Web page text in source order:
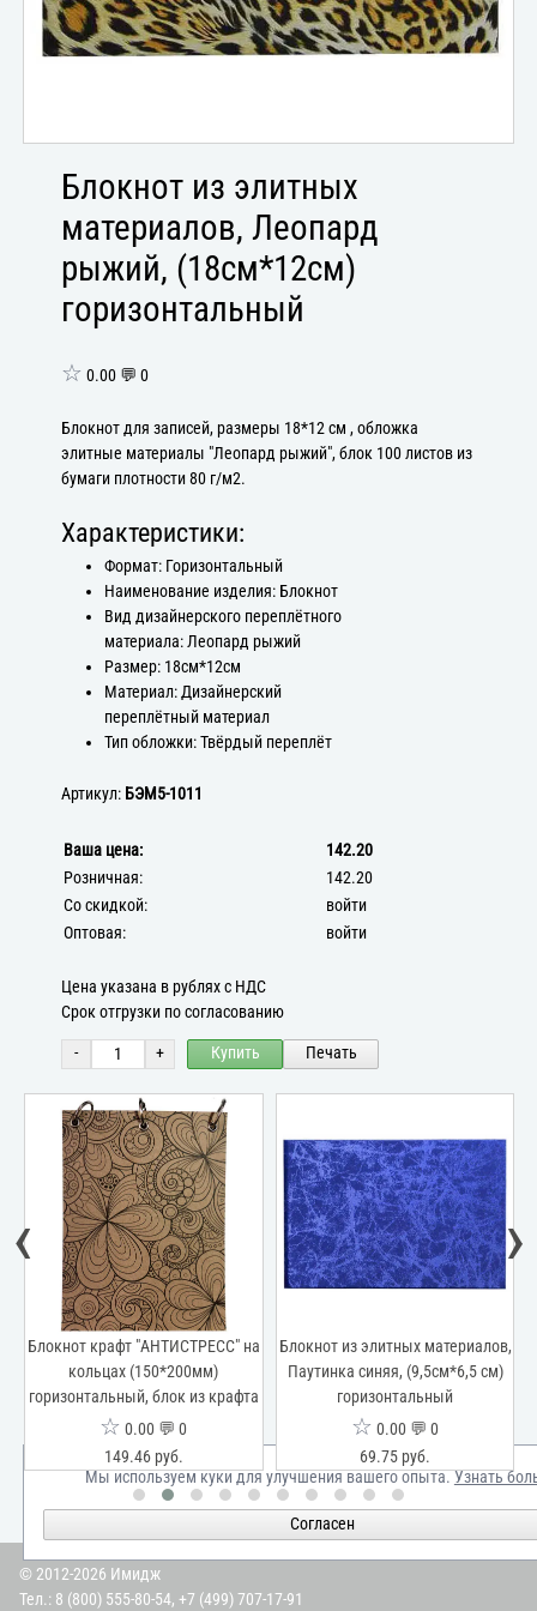
Блокнот из элитных
материалов, Леопард
рыжий, (18см*12см)
горизонтальный
☆ 0.00 💬 0
Блокнот для записей, размеры 18*12 см , обложка
элитные материалы "Леопард рыжий", блок 100 листов из
бумаги плотности 80 г/м2.
Характеристики:
Формат: Горизонтальный
Наименование изделия: Блокнот
Вид дизайнерского переплётного
материала: Леопард рыжий
Размер: 18см*12см
Материал: Дизайнерский
переплётный материал
Тип обложки: Твёрдый переплёт
Артикул: БЭМ5-1011
Ваша цена:
142.20
Розничная:
142.20
Со скидкой:
войти
Оптовая:
войти
Цена указана в рублях с НДС
Срок отгрузки по согласованию
- + Купить Печать
Блокнот крафт "АНТИСТРЕСС" на
кольцах (150*200мм)
горизонтальный, блок из крафта
☆ 0.00 💬 0
149.46 руб.
Блокнот из элитных материалов,
Паутинка синяя, (9,5см*6,5 см)
горизонтальный
☆ 0.00 💬 0
69.75 руб.
‹ ›
Мы используем куки для улучшения вашего опыта.Узнать
Согласен
© 2012-2026 Имидж
Тел.: 8 (800) 555-80-54, +7 (499) 707-17-91